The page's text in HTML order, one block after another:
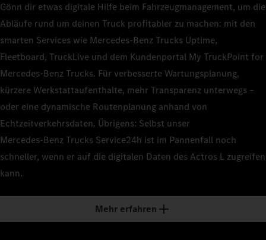
Gönn dir etwas digitale Hilfe beim Fahrzeugmanagement, um die
Abläufe rund um deinen Truck profitabler zu machen: mit den
smarten Services wie Mercedes‑Benz Trucks Uptime,
Fleetboard, TruckLive und dem Kundenportal My TruckPoint for
Mercedes‑Benz Trucks. Für verbesserte Wartungsplanung,
kürzere Werkstattaufenthalte, mehr Transparenz unterwegs –
oder eine dynamische Routenplanung anhand von
Echtzeitverkehrsdaten. Übrigens: Selbst unser
Mercedes‑Benz Trucks Service24h ist im Pannenfall noch
schneller, wenn er auf die digitalen Daten des Actros L zugreifen
kann.
Mehr erfahren